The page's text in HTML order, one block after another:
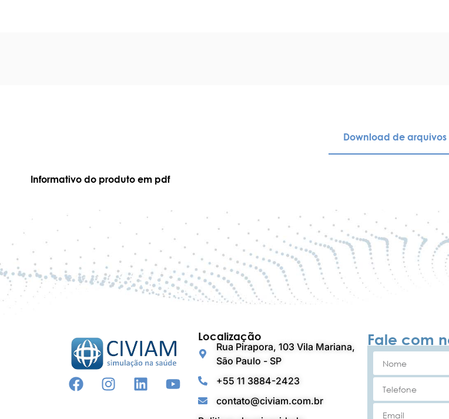
Download de arquivos
Informativo do produto em pdf
Localização
Rua Pirapora, 103 Vila Mariana,
São Paulo - SP
+55 11 3884-2423
contato@civiam.com.br
Fale com